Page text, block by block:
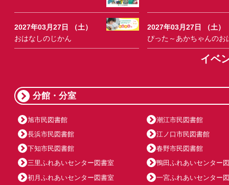
2027年03月27日 （土）
おはなしのじかん
2027年03月27日 （土）
ぴった～あかちゃんのお
イベ
分館・分室
旭市民図書館
潮江市民図書館
長浜市民図書館
江ノ口市民図書館
下知市民図書館
春野市民図書館
三里ふれあいセンター図書室
鴨田ふれあいセンター
初月ふれあいセンター図書室
一宮ふれあいセンター